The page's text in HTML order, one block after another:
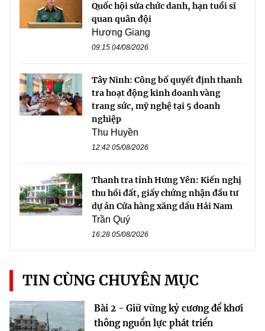
Quốc hội sửa chức danh, hạn tuổi sĩ
quan quân đội
Hương Giang
09:15 04/08/2026
Tây Ninh: Công bố quyết định thanh
tra hoạt động kinh doanh vàng
trang sức, mỹ nghệ tại 5 doanh
nghiệp
Thu Huyền
12:42 05/08/2026
Thanh tra tỉnh Hưng Yên: Kiến nghị
thu hồi đất, giấy chứng nhận đầu tư
dự án Cửa hàng xăng dầu Hải Nam
Trần Quý
16:28 05/08/2026
TIN CÙNG CHUYÊN MỤC
Bài 2 - Giữ vững kỷ cương để khơi
thông nguồn lực phát triển